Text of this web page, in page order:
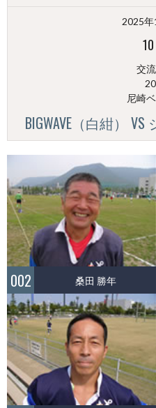
2025年
10
交
尼崎
BIGWAVE（白紺）
002 桑田 勝年